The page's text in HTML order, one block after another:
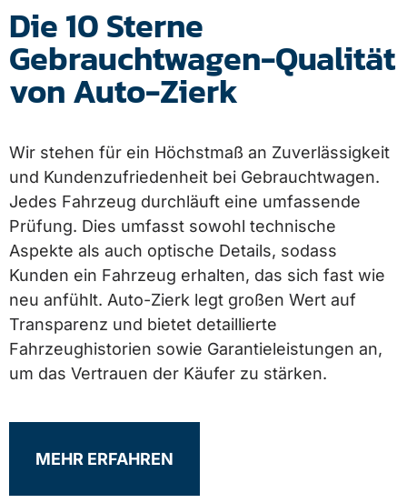
Die 10 Sterne
Gebrauchtwagen-Qualität
von Auto-Zierk
Wir stehen für ein Höchstmaß an Zuverlässigkeit
und Kundenzufriedenheit bei Gebrauchtwagen.
Jedes Fahrzeug durchläuft eine umfassende
Prüfung. Dies umfasst sowohl technische
Aspekte als auch optische Details, sodass
Kunden ein Fahrzeug erhalten, das sich fast wie
neu anfühlt. Auto-Zierk legt großen Wert auf
Transparenz und bietet detaillierte
Fahrzeughistorien sowie Garantieleistungen an,
um das Vertrauen der Käufer zu stärken.
MEHR ERFAHREN